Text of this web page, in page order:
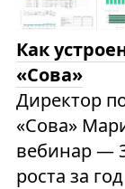
Как
«Сова»
Директор
«Сова»
вебинар —
роста за год